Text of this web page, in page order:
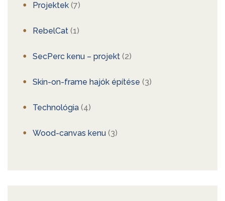
Projektek (7)
RebelCat (1)
SecPerc kenu – projekt (2)
Skin-on-frame hajók építése (3)
Technológia (4)
Wood-canvas kenu (3)